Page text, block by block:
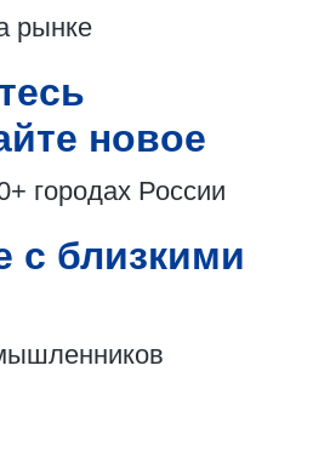
рынке
новое
городах России
с близкими